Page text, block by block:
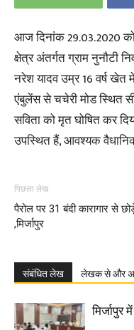
आज दिनांक 29.03.2020
क्षेत्र अंतर्गत ग्राम नुनौटी
नरेश यादव उम्र 16 वर्ष खेत
एंबुलेंस से चचेरी मोड स्थित
सविता को मृत घोषित कर
उपस्थित हैं, आवश्यक वैधानिक
पिछला लेख
पैरोल पर 31 बंदी कारागार से
,मिर्जापुर
संबंधित लेख लेखक से और
मिर्जापुर